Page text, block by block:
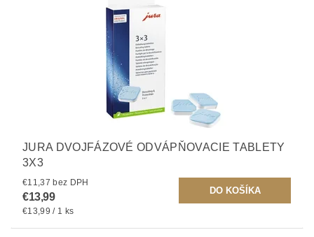
JURA DVOJFÁZOVÉ ODVÁPŇOVACIE TABLETY
3X3
€11,37 bez DPH
€13,99
€13,99 / 1 ks